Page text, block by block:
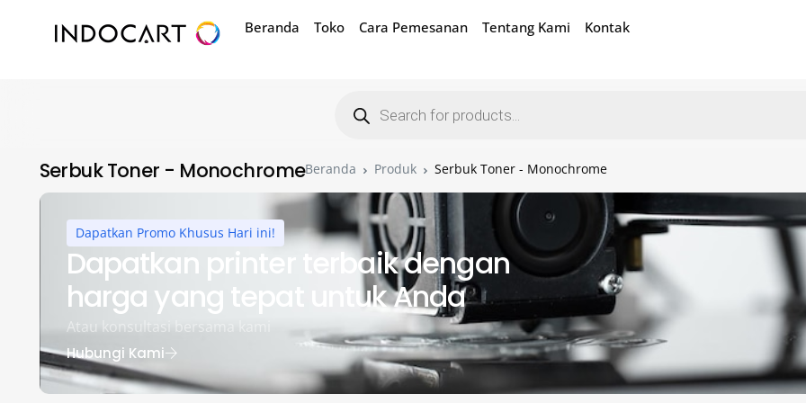
Beranda Toko Cara Pemesanan Tentang Kami Kontak
Serbuk Toner - MonochromeBeranda Produk Serbuk Toner - Monochrome
Dapatkan Promo Khusus Hari ini!
Dapatkan printer terbaik dengan
harga yang tepat untuk Anda
Atau konsultasi bersama kami
Hubungi Kami